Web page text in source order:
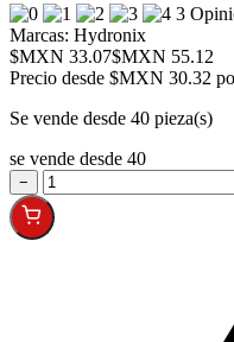
3
Marcas: Hydronix
$MXN 33.07$MXN 55.12
Precio desde $MXN 30.32
Se vende desde 40 pieza(s)
se vende desde 40
−